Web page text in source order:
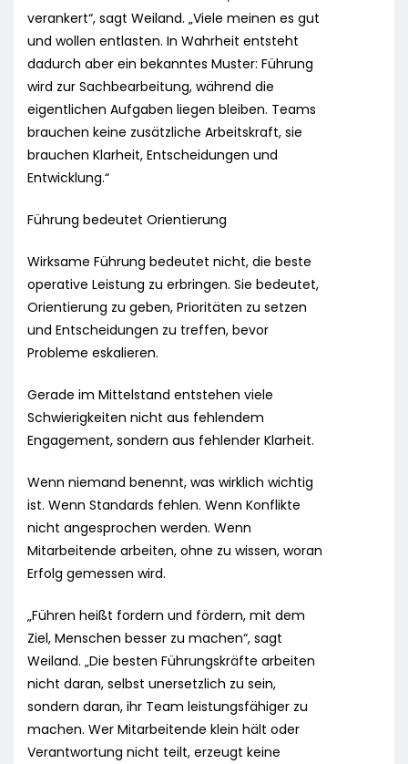
verankert“, sagt Weiland. „Viele meinen es gut
und wollen entlasten. In Wahrheit entsteht
dadurch aber ein bekanntes Muster: Führung
wird zur Sachbearbeitung, während die
eigentlichen Aufgaben liegen bleiben. Teams
brauchen keine zusätzliche Arbeitskraft, sie
brauchen Klarheit, Entscheidungen und
Entwicklung.“
Führung bedeutet Orientierung
Wirksame Führung bedeutet nicht, die beste
operative Leistung zu erbringen. Sie bedeutet,
Orientierung zu geben, Prioritäten zu setzen
und Entscheidungen zu treffen, bevor
Probleme eskalieren.
Gerade im Mittelstand entstehen viele
Schwierigkeiten nicht aus fehlendem
Engagement, sondern aus fehlender Klarheit.
Wenn niemand benennt, was wirklich wichtig
ist. Wenn Standards fehlen. Wenn Konflikte
nicht angesprochen werden. Wenn
Mitarbeitende arbeiten, ohne zu wissen, woran
Erfolg gemessen wird.
„Führen heißt fordern und fördern, mit dem
Ziel, Menschen besser zu machen“, sagt
Weiland. „Die besten Führungskräfte arbeiten
nicht daran, selbst unersetzlich zu sein,
sondern daran, ihr Team leistungsfähiger zu
machen. Wer Mitarbeitende klein hält oder
Verantwortung nicht teilt, erzeugt keine